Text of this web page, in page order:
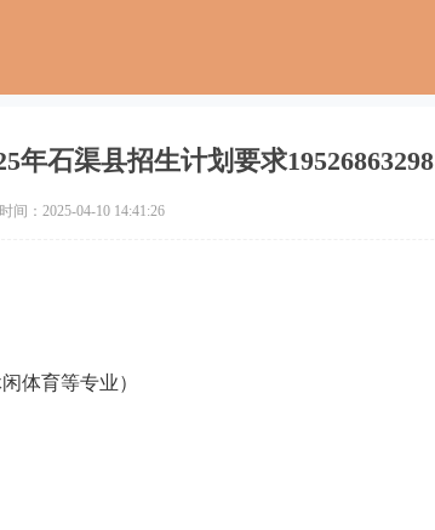
年石渠县招生计划要求19526863298
间：2025-04-10 14:41:26
体育等专业）